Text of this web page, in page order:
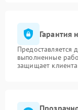
Гарантия
Предоставляется
выполненные
защищает